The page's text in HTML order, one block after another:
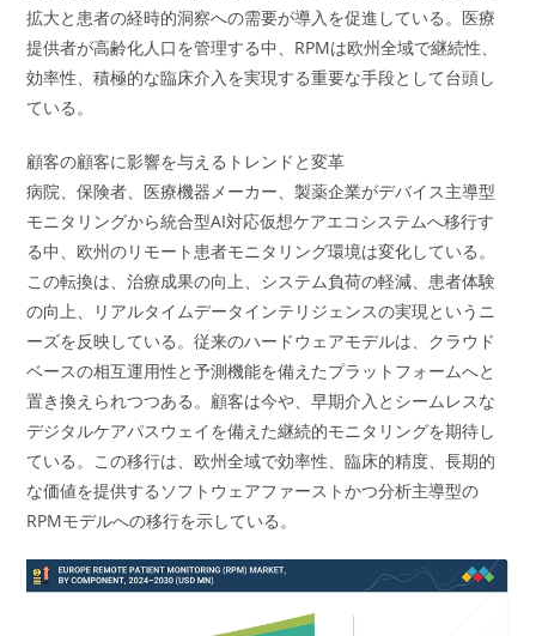
拡大と患者の経時的洞察への需要が導入を促進している。医療
提供者が高齢化人口を管理する中、RPMは欧州全域で継続性、
効率性、積極的な臨床介入を実現する重要な手段として台頭し
ている。
顧客の顧客に影響を与えるトレンドと変革
病院、保険者、医療機器メーカー、製薬企業がデバイス主導型
モニタリングから統合型AI対応仮想ケアエコシステムへ移行す
る中、欧州のリモート患者モニタリング環境は変化している。
この転換は、治療成果の向上、システム負荷の軽減、患者体験
の向上、リアルタイムデータインテリジェンスの実現というニ
ーズを反映している。従来のハードウェアモデルは、クラウド
ベースの相互運用性と予測機能を備えたプラットフォームへと
置き換えられつつある。顧客は今や、早期介入とシームレスな
デジタルケアパスウェイを備えた継続的モニタリングを期待し
ている。この移行は、欧州全域で効率性、臨床的精度、長期的
な価値を提供するソフトウェアファーストかつ分析主導型の
RPMモデルへの移行を示している。